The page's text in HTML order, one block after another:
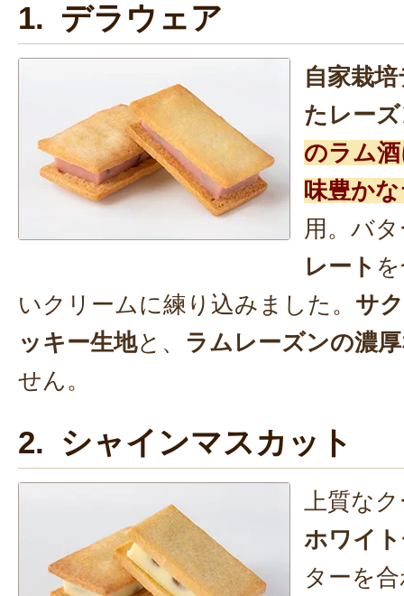
1. デラウェア
自家栽
たレー
のラム
味豊か
用。バ
レート
いクリームに練り込みました。 サ
ッキー生地と、 ラムレーズンの濃
せん。
2. シャインマスカット
上質な
ホワイ
ターを